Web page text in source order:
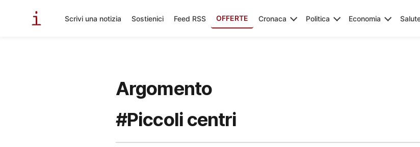
Scrivi una notizia Sostienici Feed RSS OFFERTE Cronaca Politica Economia
Argomento
#Piccoli centri